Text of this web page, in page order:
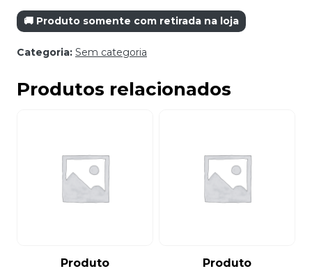
🚚 Produto somente com retirada na loja
Categoria: Sem categoria
Produtos relacionados
Produto Produto